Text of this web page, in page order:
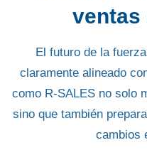
ventas
El futuro de la
claramente alineado
como R-SALES no solo
sino que también
cambios